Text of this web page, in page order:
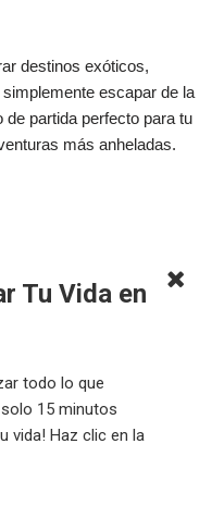
destinos exóticos,
escapar de la
de partida perfecto para tu
más anheladas.
Tu Vida en
todo lo que
15 minutos
vida! Haz clic en la